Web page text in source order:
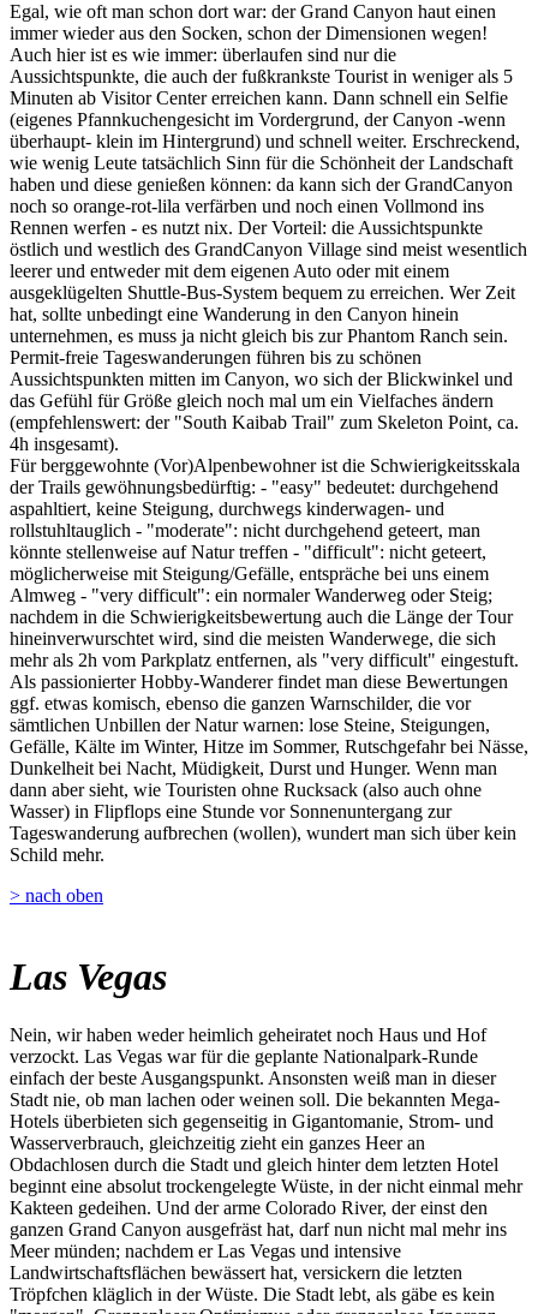
Egal, wie oft man schon dort war: der Grand Canyon haut einen
immer wieder aus den Socken, schon der Dimensionen wegen!
Auch hier ist es wie immer: überlaufen sind nur die
Aussichtspunkte, die auch der fußkrankste Tourist in weniger als 5
Minuten ab Visitor Center erreichen kann. Dann schnell ein Selfie
(eigenes Pfannkuchengesicht im Vordergrund, der Canyon -wenn
überhaupt- klein im Hintergrund) und schnell weiter. Erschreckend,
wie wenig Leute tatsächlich Sinn für die Schönheit der Landschaft
haben und diese genießen können: da kann sich der GrandCanyon
noch so orange-rot-lila verfärben und noch einen Vollmond ins
Rennen werfen - es nutzt nix. Der Vorteil: die Aussichtspunkte
östlich und westlich des GrandCanyon Village sind meist wesentlich
leerer und entweder mit dem eigenen Auto oder mit einem
ausgeklügelten Shuttle-Bus-System bequem zu erreichen. Wer Zeit
hat, sollte unbedingt eine Wanderung in den Canyon hinein
unternehmen, es muss ja nicht gleich bis zur Phantom Ranch sein.
Permit-freie Tageswanderungen führen bis zu schönen
Aussichtspunkten mitten im Canyon, wo sich der Blickwinkel und
das Gefühl für Größe gleich noch mal um ein Vielfaches ändern
(empfehlenswert: der "South Kaibab Trail" zum Skeleton Point, ca.
4h insgesamt).
Für berggewohnte (Vor)Alpenbewohner ist die Schwierigkeitsskala
der Trails gewöhnungsbedürftig: - "easy" bedeutet: durchgehend
aspahltiert, keine Steigung, durchwegs kinderwagen- und
rollstuhltauglich - "moderate": nicht durchgehend geteert, man
könnte stellenweise auf Natur treffen - "difficult": nicht geteert,
möglicherweise mit Steigung/Gefälle, entspräche bei uns einem
Almweg - "very difficult": ein normaler Wanderweg oder Steig;
nachdem in die Schwierigkeitsbewertung auch die Länge der Tour
hineinverwurschtet wird, sind die meisten Wanderwege, die sich
mehr als 2h vom Parkplatz entfernen, als "very difficult" eingestuft.
Als passionierter Hobby-Wanderer findet man diese Bewertungen
ggf. etwas komisch, ebenso die ganzen Warnschilder, die vor
sämtlichen Unbillen der Natur warnen: lose Steine, Steigungen,
Gefälle, Kälte im Winter, Hitze im Sommer, Rutschgefahr bei Nässe,
Dunkelheit bei Nacht, Müdigkeit, Durst und Hunger. Wenn man
dann aber sieht, wie Touristen ohne Rucksack (also auch ohne
Wasser) in Flipflops eine Stunde vor Sonnenuntergang zur
Tageswanderung aufbrechen (wollen), wundert man sich über kein
Schild mehr.
> nach oben
Las Vegas
Nein, wir haben weder heimlich geheiratet noch Haus und Hof
verzockt. Las Vegas war für die geplante Nationalpark-Runde
einfach der beste Ausgangspunkt. Ansonsten weiß man in dieser
Stadt nie, ob man lachen oder weinen soll. Die bekannten Mega-
Hotels überbieten sich gegenseitig in Gigantomanie, Strom- und
Wasserverbrauch, gleichzeitig zieht ein ganzes Heer an
Obdachlosen durch die Stadt und gleich hinter dem letzten Hotel
beginnt eine absolut trockengelegte Wüste, in der nicht einmal mehr
Kakteen gedeihen. Und der arme Colorado River, der einst den
ganzen Grand Canyon ausgefräst hat, darf nun nicht mal mehr ins
Meer münden; nachdem er Las Vegas und intensive
Landwirtschaftsflächen bewässert hat, versickern die letzten
Tröpfchen kläglich in der Wüste. Die Stadt lebt, als gäbe es kein